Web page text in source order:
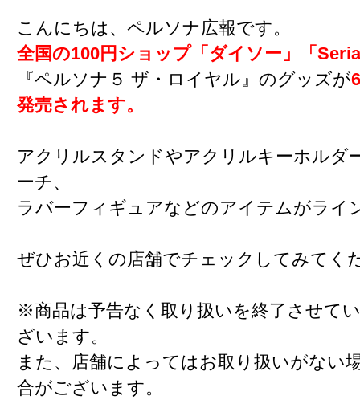
こんにちは、ペルソナ広報です。
全国の100円ショップ「ダイソー」「
『ペルソナ５ ザ・ロイヤル』のグッズが
発売されます。
アクリルスタンドやアクリルキーホルダ
ーチ、
ラバーフィギュアなどのアイテムがライ
ぜひお近くの店舗でチェックしてみてく
※商品は予告なく取り扱いを終了させて
ざいます。
また、店舗によってはお取り扱いがない
合がございます。